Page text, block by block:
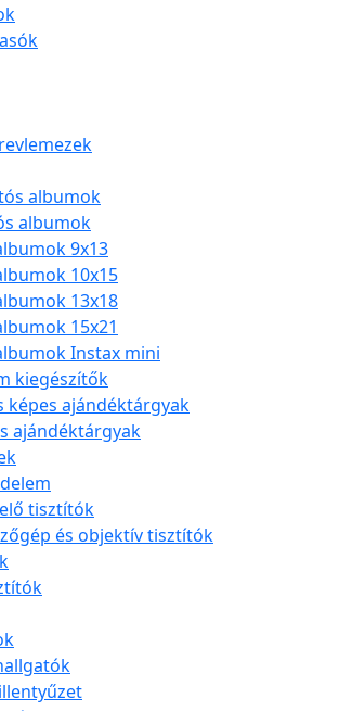
albumok
albumok
9x13
10x15
13x18
15x21
Instax mini
kiegészítők
képes ajándéktárgyak
ajándéktárgyak
tisztítók
és objektív tisztítók